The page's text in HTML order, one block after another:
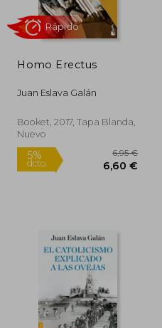
Homo Erectus
Juan Eslava Galán
Booket, 2017, Tapa Blanda,
Nuevo
5%
dcto.